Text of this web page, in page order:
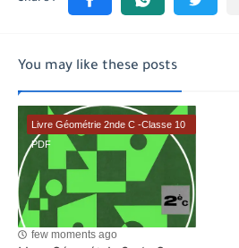
You may like these posts
Livre Géométrie 2nde C -Classe 10
PDF
few moments ago